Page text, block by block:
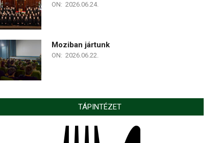
ON: 2026.06.24.
Moziban jártunk
ON: 2026.06.22.
TÁPINTÉZET